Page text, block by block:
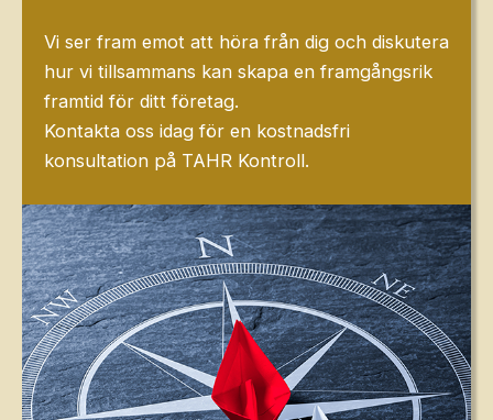
Vi ser fram emot att höra från dig och diskutera
hur vi tillsammans kan skapa en framgångsrik
framtid för ditt företag.
Kontakta oss idag för en kostnadsfri
konsultation på TAHR Kontroll.